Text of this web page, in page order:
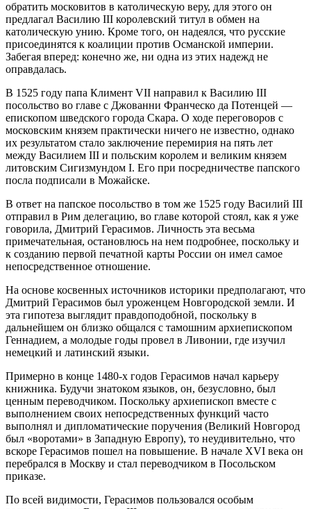
обратить мос­ковитов в католическую веру, для этого он
предлагал Василию III королевский титул в обмен на
католическую унию. Кроме того, он надеялся, что русские
присоединятся к коалиции против Османской империи.
Забегая вперед: конечно же, ни одна из этих надежд не
оправдалась.
В 1525 году папа Климент VII направил к Василию III
посольство во главе с Джованни Франческо да Потенцей —
епископом шведского города Скара. О ходе переговоров с
московским князем практически ничего не известно, однако
их результатом стало заключение перемирия на пять лет
между Василием III и польским королем и великим князем
литовским Сигизмундом I. Его при посредничестве папского
посла подписали в Можайске.
В ответ на папское посольство в том же 1525 году Василий III
отправил в Рим делегацию, во главе которой стоял, как я уже
говорила, Дмитрий Герасимов. Личность эта весьма
примечательная, остановлюсь на нем подробнее, поскольку и
к созданию первой печатной карты России он имел самое
непосредственное отношение.
На основе косвенных источников историки предполагают, что
Дмитрий Герасимов был уроженцем Новгородской земли. И
эта гипотеза выглядит правдоподобной, поскольку в
дальнейшем он близко общался с тамошним архиепископом
Геннадием, а молодые годы провел в Ливонии, где изучил
немецкий и латинский языки.
Примерно в конце 1480‑х годов Герасимов начал карьеру
книжника. Будучи знатоком языков, он, безусловно, был
ценным переводчиком. Поскольку архиепископ вместе с
выполнением своих непосредственных функций часто
выполнял и дипломатические поручения (Великий Новгород
был «воротами» в Западную Европу), то неудивительно, что
вскоре Герасимов пошел на повышение. В начале XVI века он
перебрался в Москву и стал переводчиком в Посольском
приказе.
По всей видимости, Герасимов пользовался особым